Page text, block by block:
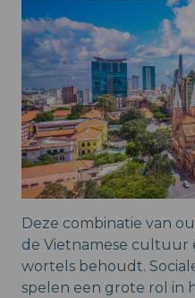
Deze combinatie van
de Vietnamese cultuur
wortels behoudt.
spelen een grote rol in